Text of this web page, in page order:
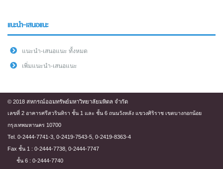
แนะนำ-เสนอแนะ
แนะนำ-เสนอแนะ ทั้งหมด
เพิ่มแนะนำ-เสนอแนะ
© 2018 สหกรณ์ออมทรัพย์มหาวิทยาลัยมหิดล จำกัด
เลขที่ 2 อาคารศรีสวรินทิรา ชั้น 1 และ ชั้น 6 ถนนวังหลัง แขวงศิริราช เขตบางกอกน้อย
กรุงเทพมหานคร 10700
Tel. 0-2444-7741-3, 0-2419-7543-5, 0-2419-8363-4
Fax ชั้น 1 : 0-2444-7738, 0-2444-7747
ชั้น 6 : 0-2444-7740